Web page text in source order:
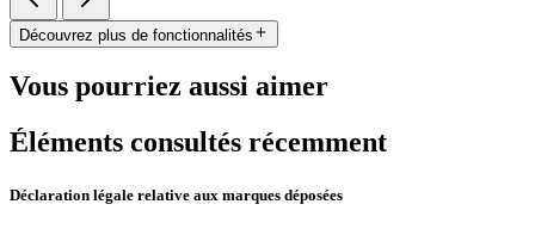
Découvrez plus de fonctionnalités
Vous pourriez aussi aimer
Éléments consultés récemment
Déclaration légale relative aux marques déposées